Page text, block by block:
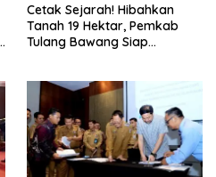
Cetak Sejarah! Hibahkan
Tanah 19 Hektar, Pemkab
Tulang Bawang Siap
Lampung